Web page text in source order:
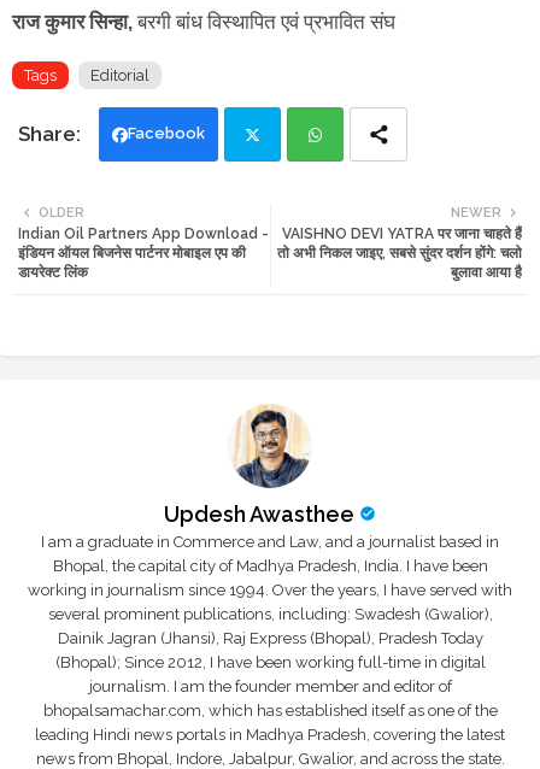
राज कुमार सिन्हा,बरगी बांध विस्थापित एवं प्रभावित संघ
Tags Editorial
Facebook
tte ats
NEWER
VAISHNO DEVI YATRA पर जाना चाहते हैं
तो अभी निकल जाइए, सबसे सुंदर दर्शन होंगे: चलो
बुलावा आया है
OLDER
Indian Oil Partners App Download -
इंडियन ऑयल बिजनेस पार्टनर मोबाइल एप की
डायरेक्ट लिंक
Updesh Awasthee
I am a graduate in Commerce and Law, and a journalist based in
Bhopal, the capital city of Madhya Pradesh, India. I have been
working in journalism since 1994. Over the years, I have served with
several prominent publications, including: Swadesh (Gwalior),
Dainik Jagran (Jhansi), Raj Express (Bhopal), Pradesh Today
(Bhopal); Since 2012, I have been working full-time in digital
journalism. I am the founder member and editor of
bhopalsamachar.com, which has established itself as one of the
leading Hindi news portals in Madhya Pradesh, covering the latest
news from Bhopal, Indore, Jabalpur, Gwalior, and across the state.